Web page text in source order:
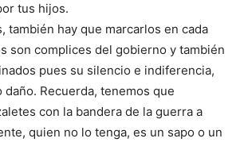
tus hijos.
también hay que marcarlos en cada
son complices del gobierno y también
pues su silencio e indiferencia,
daño. Recuerda, tenemos que
con la bandera de la guerra a
quien no lo tenga, es un sapo o un